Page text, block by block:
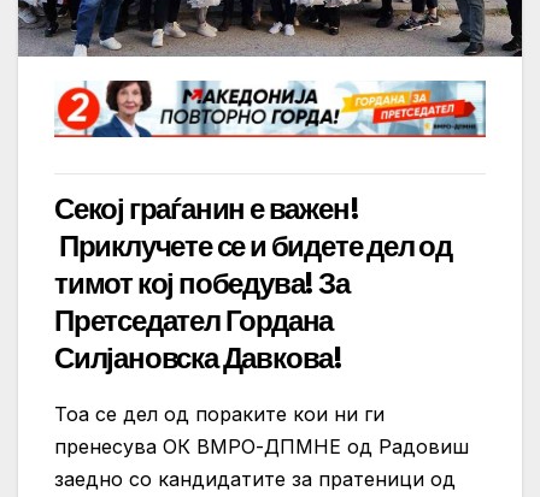
Секој граѓанин е важен!
Приклучете се и бидете дел од
тимот кој победува! За
Претседател Гордана
Силјановска Давкова!
Тоа се дел од пораките кои ни ги
пренесува ОК ВМРО-ДПМНЕ од Радовиш
заедно со кандидатите за пратеници од